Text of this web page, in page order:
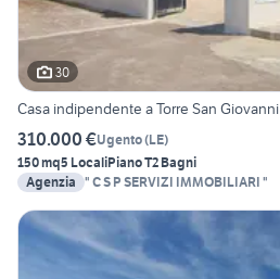
30
Casa indipendente a Torre San Giovanni
310.000 €Ugento(LE)
150 mq5 LocaliPiano T2 Bagni
Agenzia " C S P SERVIZI IMMOBILIARI "